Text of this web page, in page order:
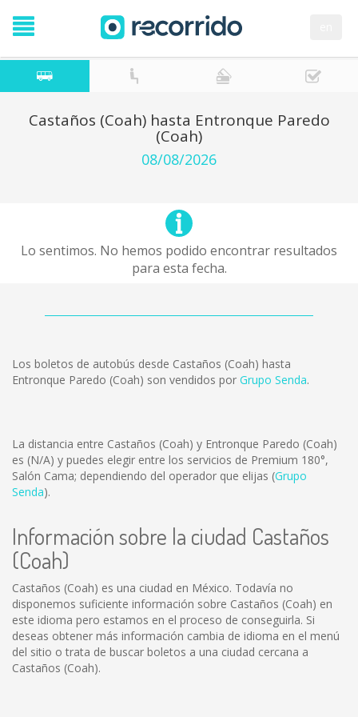
Castaños (Coah) hasta Entronque Paredo
(Coah)
08/08/2026
Lo sentimos. No hemos podido encontrar resultados
para esta fecha.
Los boletos de autobús desde Castaños (Coah) hasta
Entronque Paredo (Coah) son vendidos por Grupo Senda.
La distancia entre Castaños (Coah) y Entronque Paredo (Coah)
es (N/A) y puedes elegir entre los servicios de Premium 180°,
Salón Cama; dependiendo del operador que elijas (Grupo
Senda).
Información sobre la ciudad Castaños
(Coah)
Castaños (Coah) es una ciudad en México. Todavía no
disponemos suficiente información sobre Castaños (Coah) en
este idioma pero estamos en el proceso de conseguirla. Si
deseas obtener más información cambia de idioma en el menú
del sitio o trata de buscar boletos a una ciudad cercana a
Castaños (Coah).